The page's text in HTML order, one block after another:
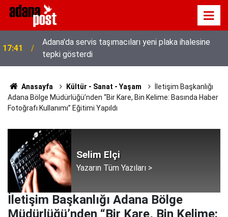
17:41
Adana'da servis taşımacıları yeni plaka ihalesine
tepki gösterdi
Anasayfa Kültür - Sanat - Yaşam
İletişim Başkanlığı
Adana Bölge Müdürlüğü’nden “Bir Kare, Bin Kelime: Basında Haber
Fotoğrafı Kullanımı” Eğitimi Yapıldı
Selim Elçi
Yazarın Tüm Yazıları >
İletişim Başkanlığı Adana Bölge
Müdürlüğü’nden “Bir Kare, Bin Kelime: